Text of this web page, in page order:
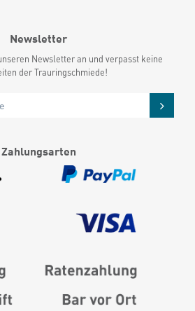
Newsletter
Newsletter an und verpasst keine
der Trauringschmiede!
Zahlungsarten